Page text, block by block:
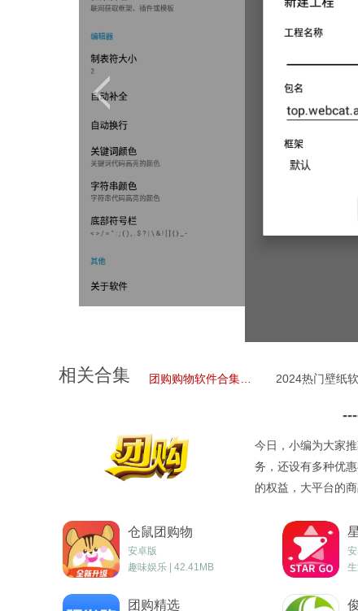
相关合集
今日，小编为大家
务，还设有多种优
的权益，大平台的
仓鼠团购物
安卓版
趣味娱乐 | 42.41MB
团购精选